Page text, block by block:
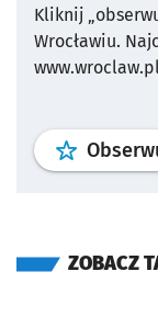
Kliknij
Wrocławiu.
ZOBACZ